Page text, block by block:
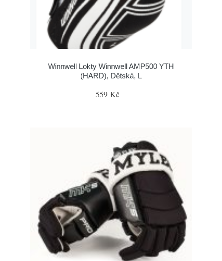
Winnwell Lokty Winnwell AMP500 YTH
(HARD), Dětská, L
559 Kč